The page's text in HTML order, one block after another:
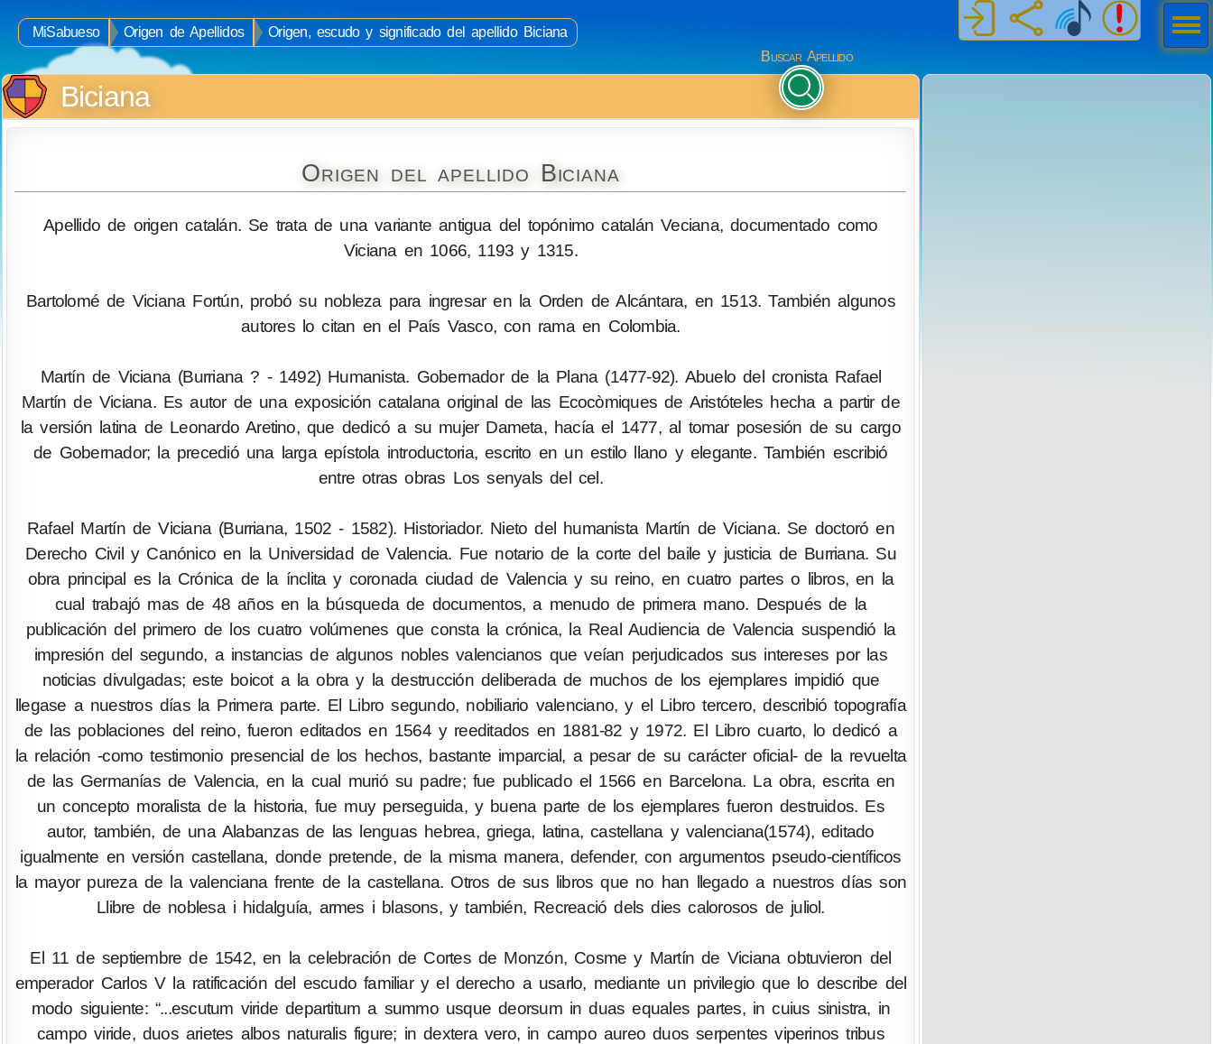
MiSabueso Origen de Apellidos
Origen, escudo y significado del apellido Biciana
Buscar Apellido
Biciana
Origen del apellido Biciana
Apellido de origen catalán. Se trata de una variante antigua del topónimo catalán Veciana, documentado como
Viciana en 1066, 1193 y 1315.
Bartolomé de Viciana Fortún, probó su nobleza para ingresar en la Orden de Alcántara, en 1513. También algunos
autores lo citan en el País Vasco, con rama en Colombia.
Martín de Viciana (Burriana ? - 1492) Humanista. Gobernador de la Plana (1477-92). Abuelo del cronista Rafael
Martín de Viciana. Es autor de una exposición catalana original de las Ecocòmiques de Aristóteles hecha a partir de
la versión latina de Leonardo Aretino, que dedicó a su mujer Dameta, hacía el 1477, al tomar posesión de su cargo
de Gobernador; la precedió una larga epístola introductoria, escrito en un estilo llano y elegante. También escribió
entre otras obras Los senyals del cel.
Rafael Martín de Viciana (Burriana, 1502 - 1582). Historiador. Nieto del humanista Martín de Viciana. Se doctoró en
Derecho Civil y Canónico en la Universidad de Valencia. Fue notario de la corte del baile y justicia de Burriana. Su
obra principal es la Crónica de la ínclita y coronada ciudad de Valencia y su reino, en cuatro partes o libros, en la
cual trabajó mas de 48 años en la búsqueda de documentos, a menudo de primera mano. Después de la
publicación del primero de los cuatro volúmenes que consta la crónica, la Real Audiencia de Valencia suspendió la
impresión del segundo, a instancias de algunos nobles valencianos que veían perjudicados sus intereses por las
noticias divulgadas; este boicot a la obra y la destrucción deliberada de muchos de los ejemplares impidió que
llegase a nuestros días la Primera parte. El Libro segundo, nobiliario valenciano, y el Libro tercero, describió topografía
de las poblaciones del reino, fueron editados en 1564 y reeditados en 1881-82 y 1972. El Libro cuarto, lo dedicó a
la relación -como testimonio presencial de los hechos, bastante imparcial, a pesar de su carácter oficial- de la revuelta
de las Germanías de Valencia, en la cual murió su padre; fue publicado el 1566 en Barcelona. La obra, escrita en
un concepto moralista de la historia, fue muy perseguida, y buena parte de los ejemplares fueron destruidos. Es
autor, también, de una Alabanzas de las lenguas hebrea, griega, latina, castellana y valenciana(1574), editado
igualmente en versión castellana, donde pretende, de la misma manera, defender, con argumentos pseudo-científicos
la mayor pureza de la valenciana frente de la castellana. Otros de sus libros que no han llegado a nuestros días son
Llibre de noblesa i hidalguía, armes i blasons, y también, Recreació dels dies calorosos de juliol.
El 11 de septiembre de 1542, en la celebración de Cortes de Monzón, Cosme y Martín de Viciana obtuvieron del
emperador Carlos V la ratificación del escudo familiar y el derecho a usarlo, mediante un privilegio que lo describe del
modo siguiente: “...escutum viride departitum a summo usque deorsum in duas equales partes, in cuius sinistra, in
campo viride, duos arietes albos naturalis figure; in dextera vero, in campo aureo duos serpentes viperinos tribus
Men
ú